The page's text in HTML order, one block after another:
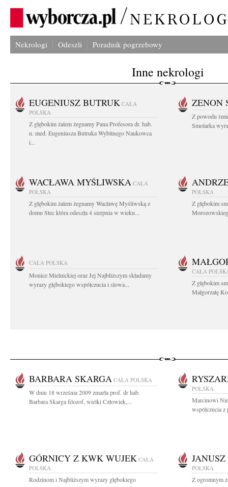
Nekrologi Odeszli Poradnik pogrzebowy
Inne nekrologi
EUGENIUSZ BUTRUK CAŁA
POLSKA
Z głębokim żalem żegnamy Pana Profesora dr. hab.
n. med. Eugeniusza Butruka Wybitnego Naukowca
i...
ZENON
Z powodu
Smolarka
WACŁAWA MYŚLIWSKA CAŁA
POLSKA
Z głębokim żalem żegnamy Wacławę Myśliwską z
domu Stec która odeszła 4 sierpnia w wieku...
POLSKA
Z głębokim
CAŁA POLSKA
Monice Mielnickiej oraz Jej Najbliższym składamy
wyrazy głębokiego współczucia i słowa...
CAŁA
Z głębokim
Małgorzatę
BARBARA SKARGA CAŁA POLSKA
W dniu 18 września 2009 zmarła prof. dr hab.
Barbara Skarga filozof, wielki Człowiek,...
POLSKA
Marcinowi
współczucia
GÓRNICY Z KWK WUJEK CAŁA
POLSKA
Rodzinom i Najbliższym wyrazy głębokiego
POLSKA
Z ogromnym